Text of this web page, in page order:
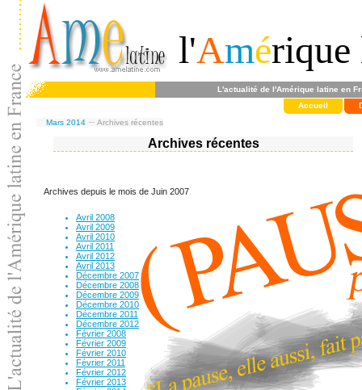
l'Amérique
L'actualité de l'Amérique latine en
Accueil
Mars 2014
Archives récentes
Archives récentes
Archives depuis le mois de Juin 2007
Avril 2008
Avril 2009
Avril 2010
Avril 2011
Avril 2012
Avril 2013
Décembre 2007
Décembre 2008
Décembre 2009
Décembre 2010
Décembre 2011
Décembre 2012
Février 2008
Février 2009
Février 2010
Février 2011
Février 2012
Février 2013